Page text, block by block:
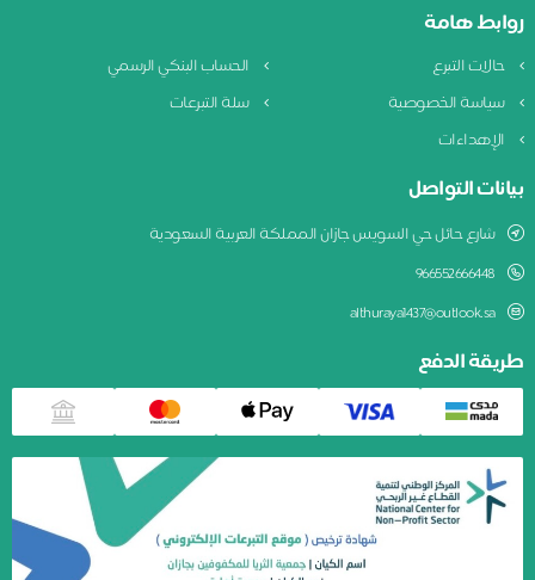
روابط هامة
حالات التبرع
الحساب البنكي الرسمي
سياسة الخصوصية
سلة التبرعات
الإهداءات
بيانات التواصل
شارع حائل حي السويس جازان المملكة العربية السعودية
966552666448
althuraya1437@outlook.sa
طريقة الدفع